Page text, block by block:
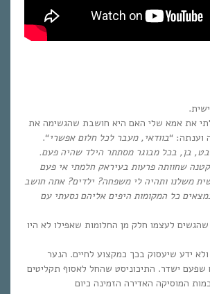
את אמא שלי האם היא חושבת שהגשימה את
וענתה: “בוודאי, מעבר לכל חלום אפשרי“.
בן, בכל מבוגר מסתתר הילד שהיה פעם.
שחוותה פרעות בעיראק חלמתי אי פעם
משלנו ותהיה לי משפחה? ילדים? אתה חושב
כל המקומות היפים אליהם נסעתי עם
לעצמו חלק מן החלומות שאפילו לא היו
ידע שיעסוק בכך כמקצוע לחיים. הנער
שפעם ישדר. התיכוניסט שהחל לאסוף תקליטים
המוסיקה האדירה הזמינה כיום